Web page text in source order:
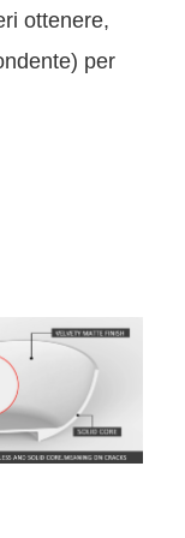
ottenere,
per